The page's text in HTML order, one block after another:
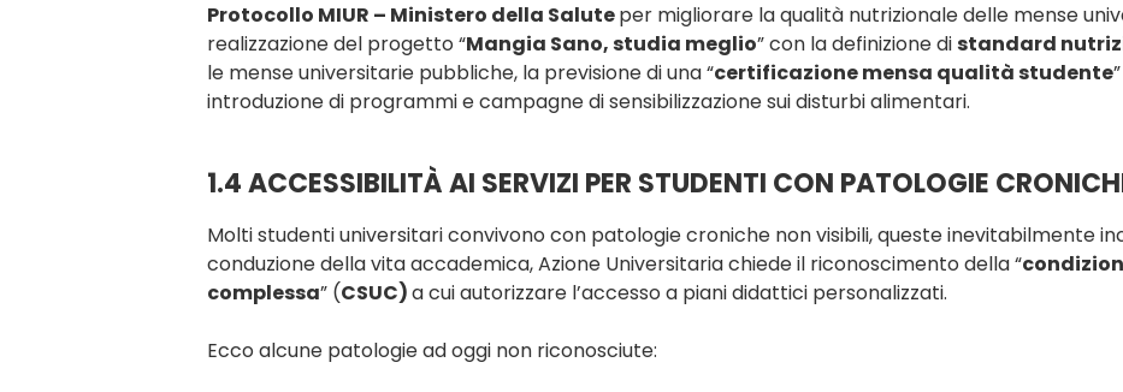
Protocollo MIUR – Ministero della Saluteper migliorare la qualità nutrizionale delle mense
realizzazione del progetto “Mangia Sano, studia meglio” con la definizione distandard
le mense universitarie pubbliche, la previsione di una “certificazione mensa qualità studente
introduzione di programmi e campagne di sensibilizzazione sui disturbi alimentari.
1.4 ACCESSIBILITÀ AI SERVIZI PER STUDENTI CON PATOLOGIE
Molti studenti universitari convivono con patologie croniche non visibili, queste inevitabilmente
conduzione della vita accademica, Azione Universitaria chiede il riconoscimento della “
complessa” (CSUC)a cui autorizzare l’accesso a piani didattici personalizzati.
Ecco alcune patologie ad oggi non riconosciute: